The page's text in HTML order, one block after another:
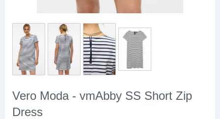
Vero Moda - vmAbby SS Short Zip
Dress